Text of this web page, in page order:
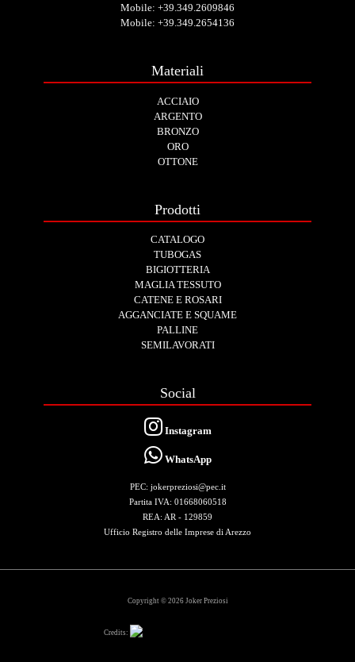
Mobile: +39.349.2609846
Mobile: +39.349.2654136
Materiali
ACCIAIO
ARGENTO
BRONZO
ORO
OTTONE
Prodotti
CATALOGO
TUBOGAS
BIGIOTTERIA
MAGLIA TESSUTO
CATENE E ROSARI
AGGANCIATE E SQUAME
PALLINE
SEMILAVORATI
Social
Instagram
WhatsApp
PEC: jokerpreziosi@pec.it
Partita IVA: 01668060518
REA: AR - 129859
Ufficio Registro delle Imprese di Arezzo
Copyright © 2026 Joker Preziosi
Credits: